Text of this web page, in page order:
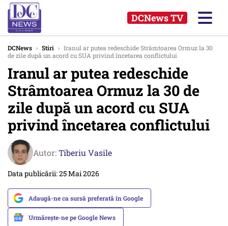
DCNews TV
DCNews › Stiri › Iranul ar putea redeschide Strâmtoarea Ormuz la 30
de zile după un acord cu SUA privind încetarea conflictului
Iranul ar putea redeschide
Strâmtoarea Ormuz la 30 de
zile după un acord cu SUA
privind încetarea conflictului
Autor:Tiberiu Vasile
Data publicării: 25 Mai 2026
Adaugă-ne ca sursă preferată în Google
Urmărește-ne pe Google News